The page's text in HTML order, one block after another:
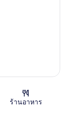
ร้านอาหาร